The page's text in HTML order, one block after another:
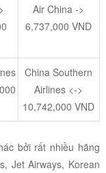
Air China ->
6,737,000 VND
China Southern
Airlines <->
10,742,000 VND
bởi rất nhiều hãng
Jet Airways, Korean